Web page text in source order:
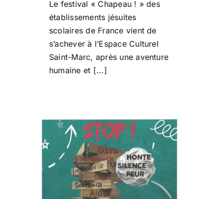
Le festival « Chapeau ! » des
établissements jésuites
scolaires de France vient de
s’achever à l’Espace Culturel
Saint-Marc, après une aventure
humaine et [...]